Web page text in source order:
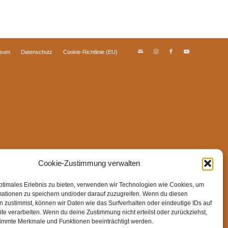
Cookie-Zustimmung verwalten
Erlebnis zu bieten, verwenden wir Technologien wie Cookies, um
zu speichern und/oder darauf zuzugreifen. Wenn du diesen
zustimmst, können wir Daten wie das Surfverhalten oder eindeutige IDs auf
verarbeiten. Wenn du deine Zustimmung nicht erteilst oder zurückziehst,
Merkmale und Funktionen beeinträchtigt werden.
Datenschutz Cookie-Richtlinie (EU)